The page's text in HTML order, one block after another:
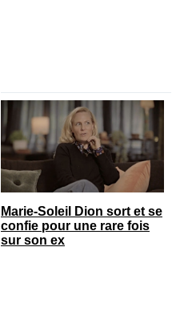
Marie-Soleil Dion sort et se
confie pour une rare fois
sur son ex